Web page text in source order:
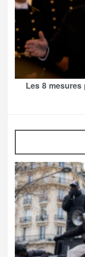
Les 8